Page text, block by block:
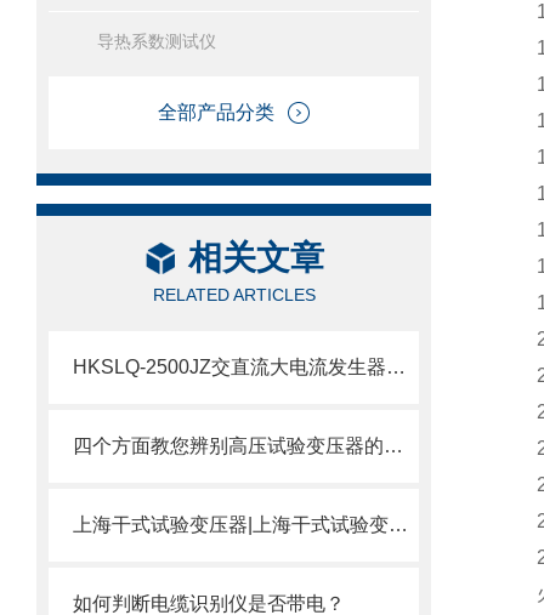
导热系数测试仪
全部产品分类
相关文章
RELATED ARTICLES
HKSLQ-2500JZ交直流大电流发生器的特点及技术参数
四个方面教您辨别高压试验变压器的好坏
上海干式试验变压器|上海干式试验变压器厂家讲述干变用途
如何判断电缆识别仪是否带电？